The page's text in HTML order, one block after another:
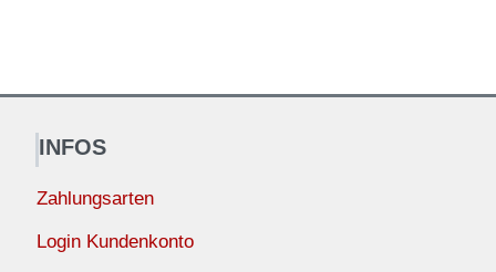
INFOS
Zahlungsarten
Login Kundenkonto